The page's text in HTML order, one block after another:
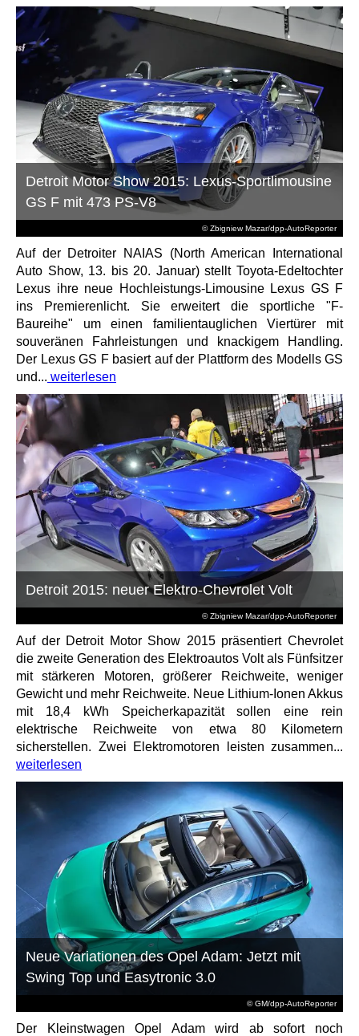
© Zbigniew Mazar/dpp-AutoReporter
Detroit Motor Show 2015: Lexus-Sportlimousine
GS F mit 473 PS-V8
Auf der Detroiter NAIAS (North American International
Auto Show, 13. bis 20. Januar) stellt Toyota-Edeltochter
Lexus ihre neue Hochleistungs-Limousine Lexus GS F
ins Premierenlicht. Sie erweitert die sportliche "F-
Baureihe" um einen familientauglichen Viertürer mit
souveränen Fahrleistungen und knackigem Handling.
Der Lexus GS F basiert auf der Plattform des Modells GS
und... weiterlesen
© Zbigniew Mazar/dpp-AutoReporter
Detroit 2015: neuer Elektro-Chevrolet Volt
Auf der Detroit Motor Show 2015 präsentiert Chevrolet
die zweite Generation des Elektroautos Volt als Fünfsitzer
mit stärkeren Motoren, größerer Reichweite, weniger
Gewicht und mehr Reichweite. Neue Lithium-Ionen Akkus
mit 18,4 kWh Speicherkapazität sollen eine rein
elektrische Reichweite von etwa 80 Kilometern
sicherstellen. Zwei Elektromotoren leisten zusammen...
weiterlesen
© GM/dpp-AutoReporter
Neue Variationen des Opel Adam: Jetzt mit
Swing Top und Easytronic 3.0
Der Kleinstwagen Opel Adam wird ab sofort noch